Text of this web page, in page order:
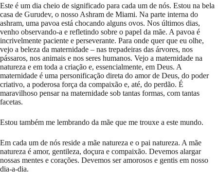
Este é um dia cheio de significado para cada um de nós. Estou na bela
casa de Gurudev, o nosso Ashram de Miami. Na parte interna do
ashram, uma pavoa está chocando alguns ovos. Nos últimos dias,
venho observando-a e refletindo sobre o papel da mãe. A pavoa é
incrivelmente paciente e perseverante. Para onde quer que eu olhe,
vejo a beleza da maternidade – nas trepadeiras das árvores, nos
pássaros, nos animais e nos seres humanos. Vejo a maternidade na
natureza e em toda a criação e, essencialmente, em Deus. A
maternidade é uma personificação direta do amor de Deus, do poder
criativo, a poderosa força da compaixão e, até, do perdão. É
maravilhoso pensar na maternidade sob tantas formas, com tantas
facetas.
Estou também me lembrando da mãe que me trouxe a este mundo.
Em cada um de nós reside a mãe natureza e o pai natureza. A mãe
natureza é amor, gentileza, doçura e compaixão. Devemos alargar
nossas mentes e corações. Devemos ser amorosos e gentis em nosso
dia-a-dia.